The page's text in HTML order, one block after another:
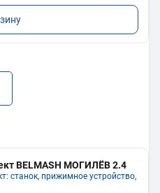
BELMASH МОГИЛЁВ 2.4
станок, прижимное устройство,